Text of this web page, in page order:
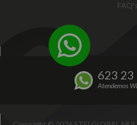
FAQ's
623 23
Atendemos